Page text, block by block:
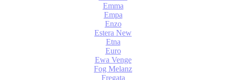
Emma
Empa
Enzo
Estera New
Etna
Euro
Ewa Venge
Fog Melanz
Fregata